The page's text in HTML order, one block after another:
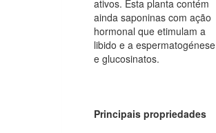
ativos. Esta planta contém
ainda saponinas com ação
hormonal que etimulam a
libido e a espermatogénese
e glucosinatos.
Principais propriedades